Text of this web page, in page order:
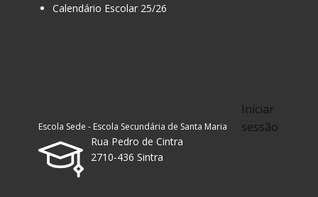
Calendário Escolar 25/26
Iniciar
sessão
Escola Sede - Escola Secundária de Santa Maria
Rua Pedro de Cintra
2710-436 Sintra